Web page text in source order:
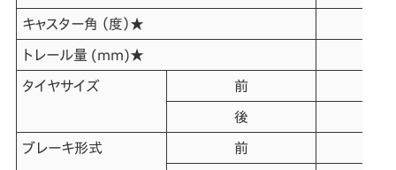
キャスター角 （度）★
トレール量 (mm)★
タイヤサイズ 前
後
ブレーキ形式 前